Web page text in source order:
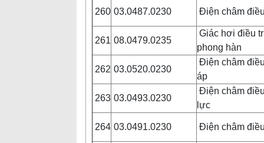
260 03.0487.0230 Điện châm
261 08.0479.0235
Giác hơi điều
phong hàn
262 03.0520.0230
Điện châm
áp
263 03.0493.0230
Điện châm
lực
264 03.0491.0230 Điện châm